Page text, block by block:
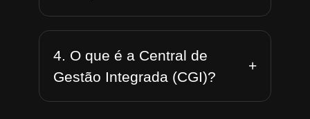
4. O que é a Central de
Gestão Integrada (CGI)?
+